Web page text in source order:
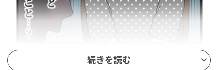
続きを読む